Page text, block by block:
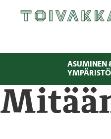
ASUMINEN
YMPÄRISTÖ